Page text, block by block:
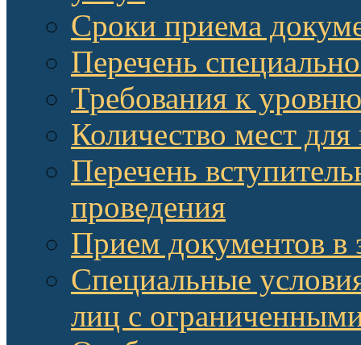
Сроки приема
Перечень
Требования к
Количество мест
Перечень
проведения
Прием документов в
Специальные
лиц с